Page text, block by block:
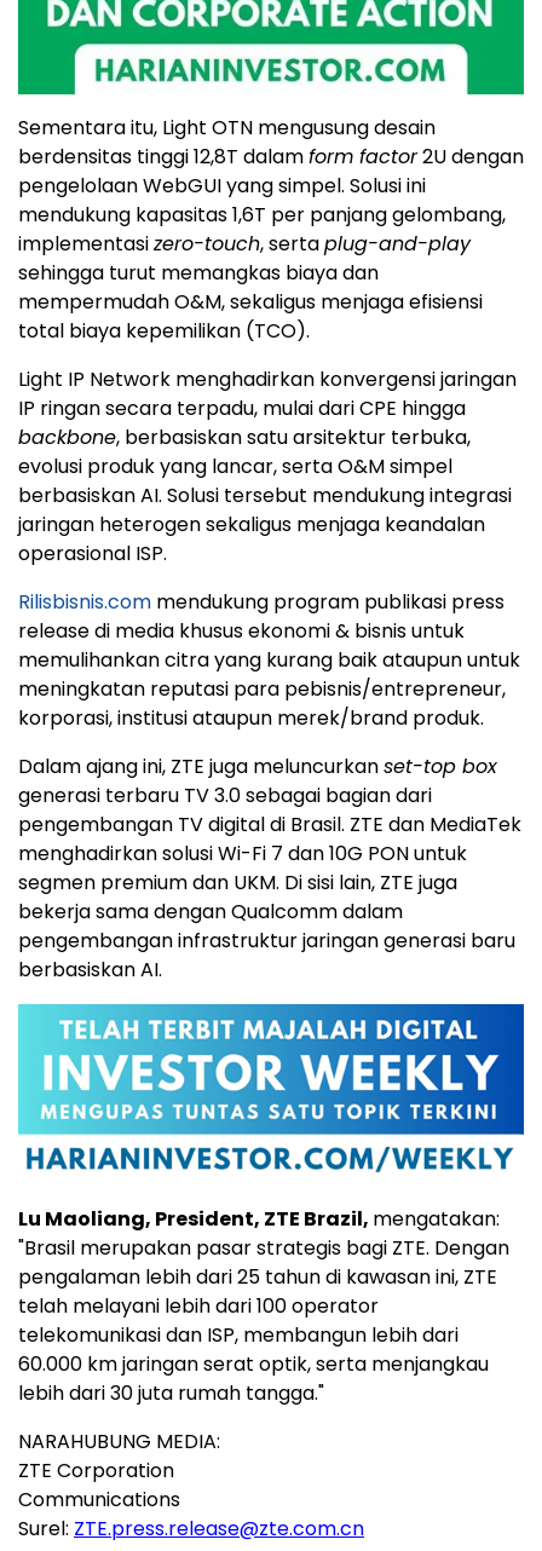
Sementara itu, Light OTN mengusung desain
berdensitas tinggi 12,8T dalamform factor2U dengan
pengelolaan WebGUI yang simpel. Solusi ini
mendukung kapasitas 1,6T per panjang gelombang,
implementasizero-touch, sertaplug-and-play
sehingga turut memangkas biaya dan
mempermudah O&M, sekaligus menjaga efisiensi
total biaya kepemilikan (TCO).
Light IP Network menghadirkan konvergensi jaringan
IP ringan secara terpadu, mulai dari CPE hingga
backbone, berbasiskan satu arsitektur terbuka,
evolusi produk yang lancar, serta O&M simpel
berbasiskan AI. Solusi tersebut mendukung integrasi
jaringan heterogen sekaligus menjaga keandalan
operasional ISP.
Rilisbisnis.com mendukung program publikasi press
release di media khusus ekonomi & bisnis untuk
memulihankan citra yang kurang baik ataupun untuk
meningkatan reputasi para pebisnis/entrepreneur,
korporasi, institusi ataupun merek/brand produk.
Dalam ajang ini, ZTE juga meluncurkanset-top box
generasi terbaru TV 3.0 sebagai bagian dari
pengembangan TV digital di Brasil. ZTE dan MediaTek
menghadirkan solusi Wi-Fi 7 dan 10G PON untuk
segmen premium dan UKM. Di sisi lain, ZTE juga
bekerja sama dengan Qualcomm dalam
pengembangan infrastruktur jaringan generasi baru
berbasiskan AI.
Lu Maoliang, President, ZTE Brazil, mengatakan:
"Brasil merupakan pasar strategis bagi ZTE. Dengan
pengalaman lebih dari 25 tahun di kawasan ini, ZTE
telah melayani lebih dari 100 operator
telekomunikasi dan ISP, membangun lebih dari
60.000 km jaringan serat optik, serta menjangkau
lebih dari 30 juta rumah tangga."
NARAHUBUNG MEDIA:
ZTE Corporation
Communications
Surel: ZTE.press.release@zte.com.cn